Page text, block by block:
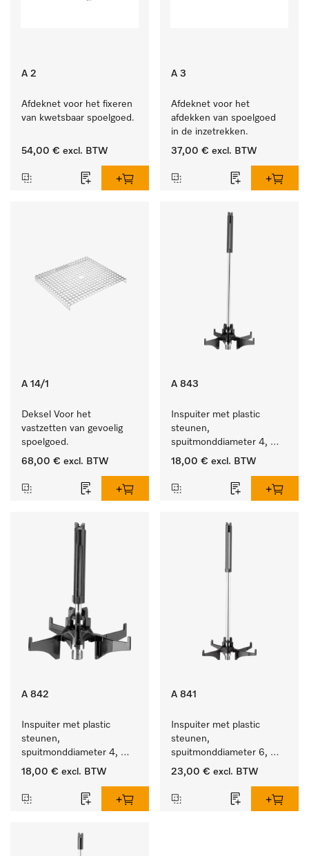
A 2
Afdeknet voor het fixeren
van kwetsbaar spoelgoed.
54,00 € excl. BTW
A 3
Afdeknet voor het
afdekken van spoelgoed
in de inzetrekken.
37,00 € excl. BTW
A 14/1
Deksel Voor het
vastzetten van gevoelig
spoelgoed.
68,00 € excl. BTW
A 843
Inspuiter met plastic
steunen,
spuitmonddiameter 4,
lengte 185 mm, 1 stuk
18,00 € excl. BTW
A 842
Inspuiter met plastic
steunen,
spuitmonddiameter 4,
lengte 90 mm, 1 stuk
18,00 € excl. BTW
A 841
Inspuiter met plastic
steunen,
spuitmonddiameter 6,
lengte 210 mm, 1 stuk
23,00 € excl. BTW